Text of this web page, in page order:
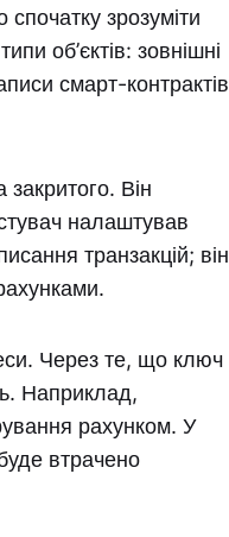
спочатку зрозуміти
об’єктів: зовнішні
смарт-контрактів
закритого. Він
налаштував
транзакцій; він
Через те, що ключ
Наприклад,
рахунком. У
втрачено